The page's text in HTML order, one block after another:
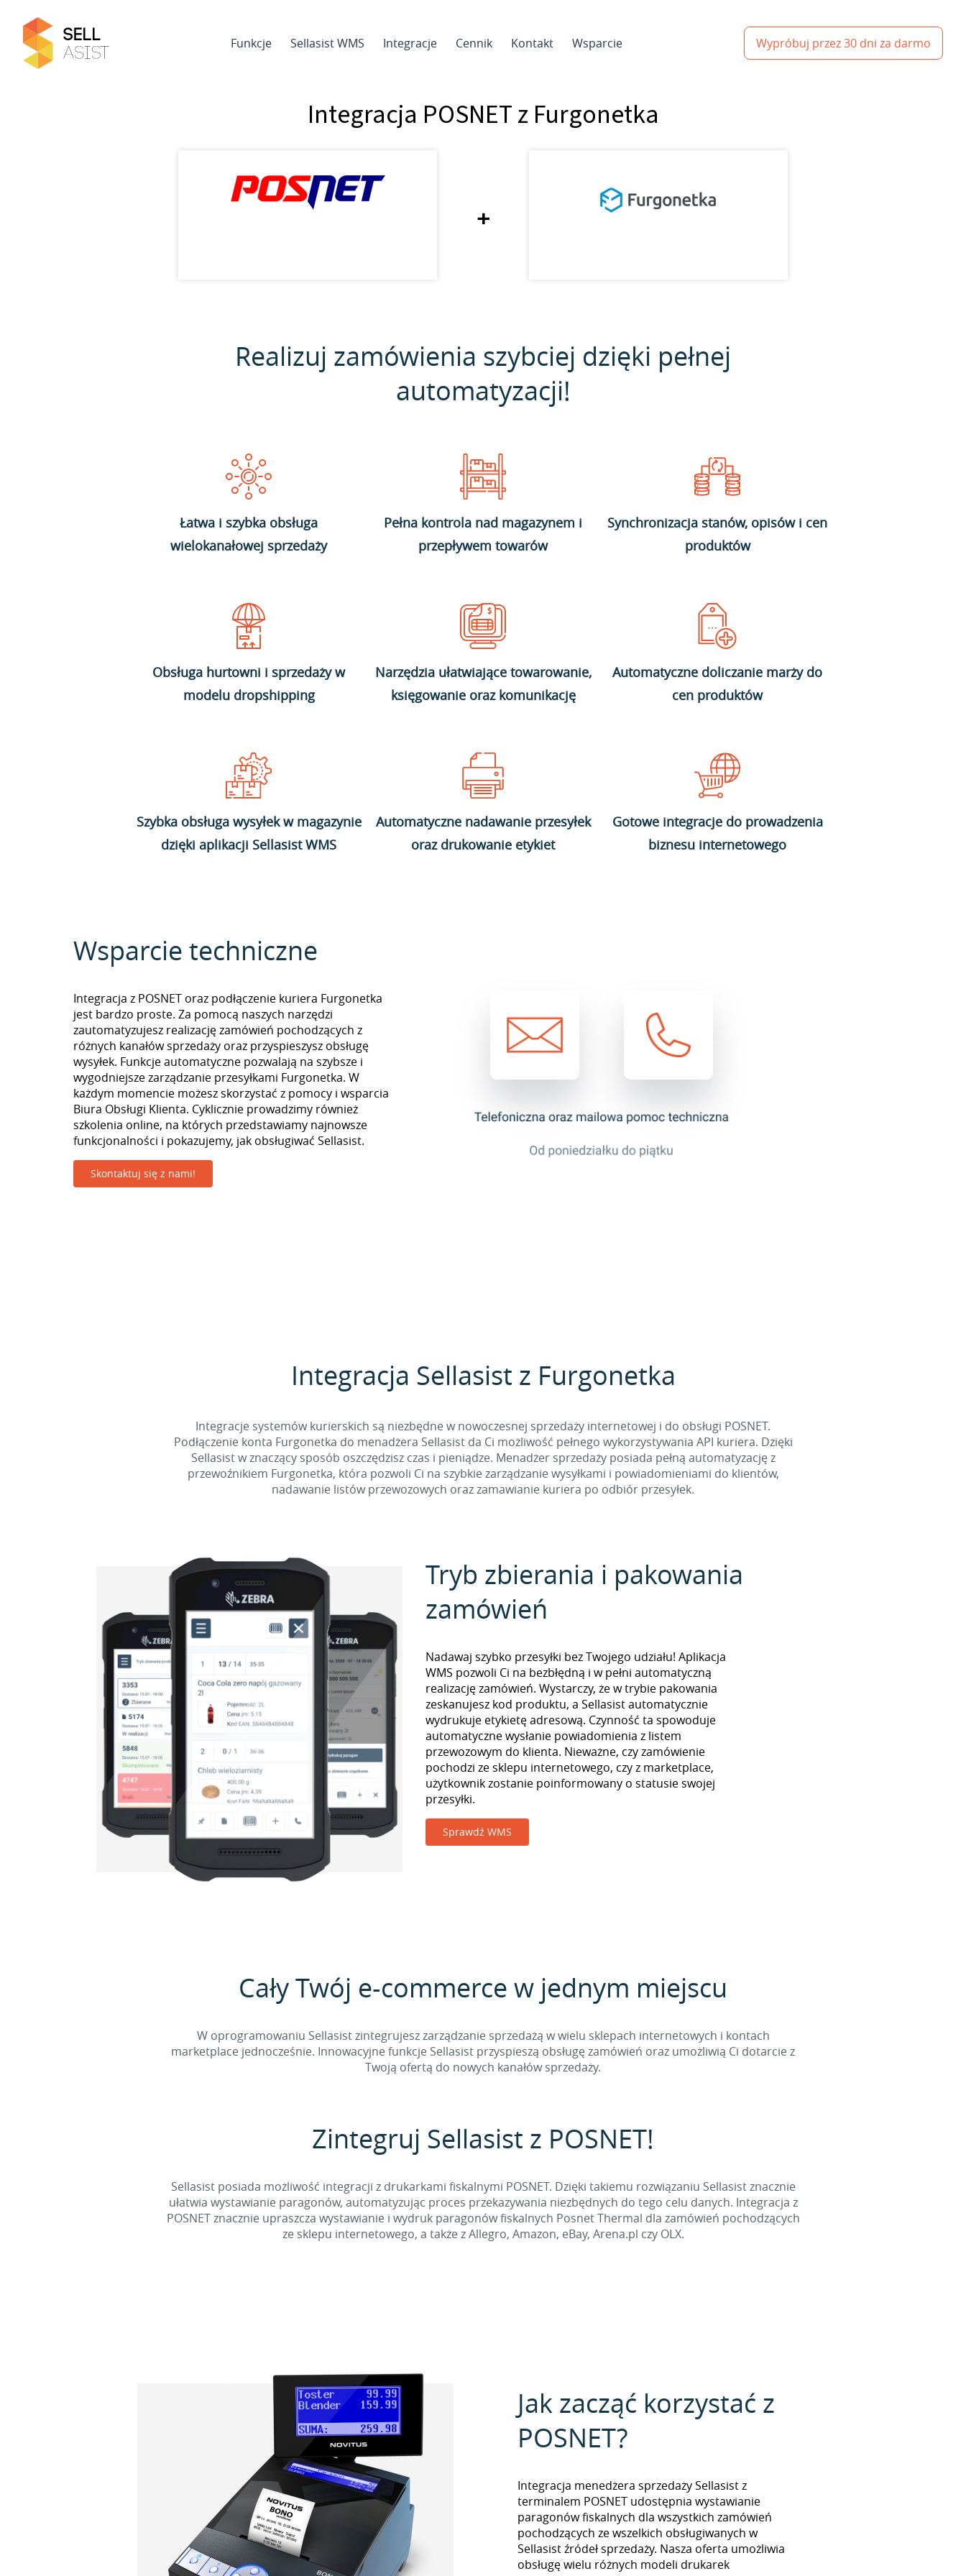
Funkcje Sellasist WMS Integracje Cennik Kontakt Wsparcie Wypróbuj przez 30 dni za darmo
Integracja POSNET z Furgonetka
+
Realizuj zamówienia szybciej dzięki pełnej
automatyzacji!
Łatwa i szybka obsługa
wielokanałowej sprzedaży
Pełna kontrola nad magazynem i
przepływem towarów
Synchronizacja stanów, opisów i cen
produktów
Obsługa hurtowni i sprzedaży w
modelu dropshipping
Narzędzia ułatwiające towarowanie,
księgowanie oraz komunikację
Automatyczne doliczanie marży do
cen produktów
Szybka obsługa wysyłek w magazynie
dzięki aplikacji Sellasist WMS
Automatyczne nadawanie przesyłek
oraz drukowanie etykiet
Gotowe integracje do prowadzenia
biznesu internetowego
Wsparcie techniczne
Integracja z POSNET oraz podłączenie kuriera Furgonetka
jest bardzo proste. Za pomocą naszych narzędzi
zautomatyzujesz realizację zamówień pochodzących z
różnych kanałów sprzedaży oraz przyspieszysz obsługę
wysyłek. Funkcje automatyczne pozwalają na szybsze i
wygodniejsze zarządzanie przesyłkami Furgonetka. W
każdym momencie możesz skorzystać z pomocy i wsparcia
Biura Obsługi Klienta. Cyklicznie prowadzimy również
szkolenia online, na których przedstawiamy najnowsze
funkcjonalności i pokazujemy, jak obsługiwać Sellasist.
Skontaktuj się z nami!
Integracja Sellasist z Furgonetka
Integracje systemów kurierskich są niezbędne w nowoczesnej sprzedaży internetowej i do obsługi POSNET.
Podłączenie konta Furgonetka do menadżera Sellasist da Ci możliwość pełnego wykorzystywania API kuriera. Dzięki
Sellasist w znaczący sposób oszczędzisz czas i pieniądze. Menadżer sprzedaży posiada pełną automatyzację z
przewoźnikiem Furgonetka, która pozwoli Ci na szybkie zarządzanie wysyłkami i powiadomieniami do klientów,
nadawanie listów przewozowych oraz zamawianie kuriera po odbiór przesyłek.
Tryb zbierania i pakowania
zamówień
Nadawaj szybko przesyłki bez Twojego udziału! Aplikacja
WMS pozwoli Ci na bezbłędną i w pełni automatyczną
realizację zamówień. Wystarczy, że w trybie pakowania
zeskanujesz kod produktu, a Sellasist automatycznie
wydrukuje etykietę adresową. Czynność ta spowoduje
automatyczne wysłanie powiadomienia z listem
przewozowym do klienta. Nieważne, czy zamówienie
pochodzi ze sklepu internetowego, czy z marketplace,
użytkownik zostanie poinformowany o statusie swojej
przesyłki.
Sprawdź WMS
Cały Twój e-commerce w jednym miejscu
W oprogramowaniu Sellasist zintegrujesz zarządzanie sprzedażą w wielu sklepach internetowych i kontach
marketplace jednocześnie. Innowacyjne funkcje Sellasist przyspieszą obsługę zamówień oraz umożliwią Ci dotarcie z
Twoją ofertą do nowych kanałów sprzedaży.
Zintegruj Sellasist z POSNET!
Sellasist posiada możliwość integracji z drukarkami fiskalnymi POSNET. Dzięki takiemu rozwiązaniu Sellasist znacznie
ułatwia wystawianie paragonów, automatyzując proces przekazywania niezbędnych do tego celu danych. Integracja z
POSNET znacznie upraszcza wystawianie i wydruk paragonów fiskalnych Posnet Thermal dla zamówień pochodzących
ze sklepu internetowego, a także z Allegro, Amazon, eBay, Arena.pl czy OLX.
Jak zacząć korzystać z
POSNET?
Integracja menedżera sprzedaży Sellasist z
terminalem POSNET udostępnia wystawianie
paragonów fiskalnych dla wszystkich zamówień
pochodzących ze wszelkich obsługiwanych w
Sellasist źródeł sprzedaży. Nasza oferta umożliwia
obsługę wielu różnych modeli drukarek